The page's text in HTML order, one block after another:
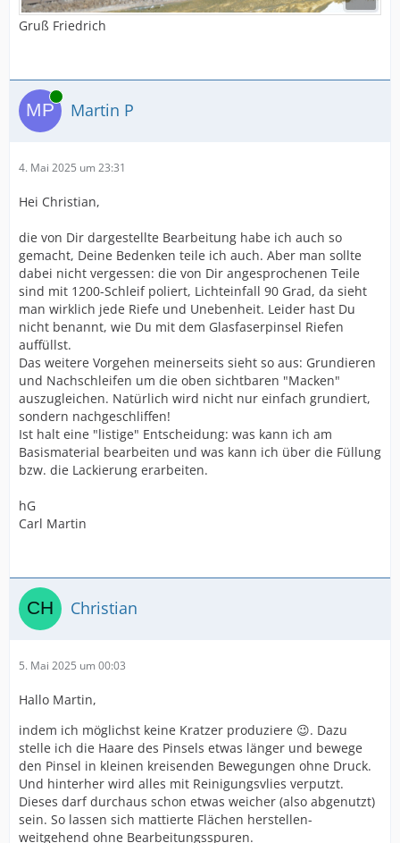
Gruß Friedrich
Online
Martin P
4. Mai 2025 um 23:31
Hei Christian,
die von Dir dargestellte Bearbeitung habe ich auch so
gemacht, Deine Bedenken teile ich auch. Aber man sollte
dabei nicht vergessen: die von Dir angesprochenen Teile
sind mit 1200-Schleif poliert, Lichteinfall 90 Grad, da sieht
man wirklich jede Riefe und Unebenheit. Leider hast Du
nicht benannt, wie Du mit dem Glasfaserpinsel Riefen
auffüllst.
Das weitere Vorgehen meinerseits sieht so aus: Grundieren
und Nachschleifen um die oben sichtbaren "Macken"
auszugleichen. Natürlich wird nicht nur einfach grundiert,
sondern nachgeschliffen!
Ist halt eine "listige" Entscheidung: was kann ich am
Basismaterial bearbeiten und was kann ich über die Füllung
bzw. die Lackierung erarbeiten.
hG
Carl Martin
Christian
5. Mai 2025 um 00:03
Hallo Martin,
indem ich möglichst keine Kratzer produziere 😉. Dazu
stelle ich die Haare des Pinsels etwas länger und bewege
den Pinsel in kleinen kreisenden Bewegungen ohne Druck.
Und hinterher wird alles mit Reinigungsvlies verputzt.
Dieses darf durchaus schon etwas weicher (also abgenutzt)
sein. So lassen sich mattierte Flächen herstellen-
weitgehend ohne Bearbeitungsspuren.